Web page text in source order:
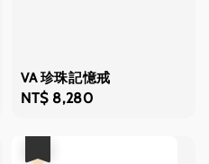
VA 珍珠記憶戒
Regular
NT$ 8,280